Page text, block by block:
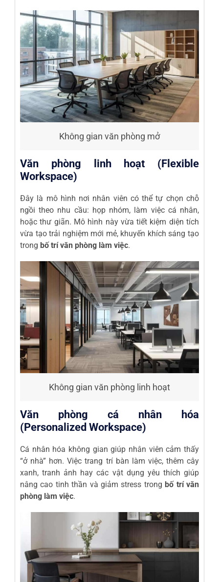
Không gian văn phòng mở
Văn phòng linh hoạt (Flexible
Workspace)
Đây là mô hình nơi nhân viên có thể tự chọn chỗ
ngồi theo nhu cầu: họp nhóm, làm việc cá nhân,
hoặc thư giãn. Mô hình này vừa tiết kiệm diện tích
vừa tạo trải nghiệm mới mẻ, khuyến khích sáng tạo
trong bố trí văn phòng làm việc.
Không gian văn phòng linh hoạt
Văn phòng cá nhân hóa
(Personalized Workspace)
Cá nhân hóa không gian giúp nhân viên cảm thấy
“ở nhà” hơn. Việc trang trí bàn làm việc, thêm cây
xanh, tranh ảnh hay các vật dụng yêu thích giúp
nâng cao tinh thần và giảm stress trong bố trí văn
phòng làm việc.